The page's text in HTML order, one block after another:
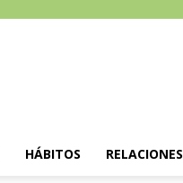
HÁBITOS RELACIONES